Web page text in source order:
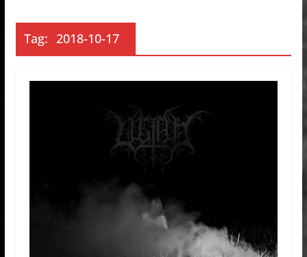
Tag: 2018-10-17